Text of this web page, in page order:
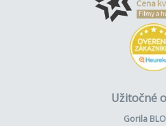
Užitočné
Gorila